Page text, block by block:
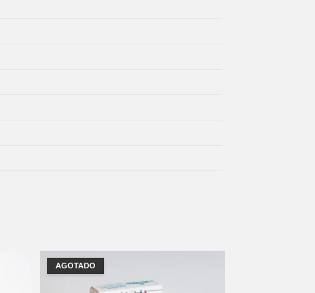
AGOTADO